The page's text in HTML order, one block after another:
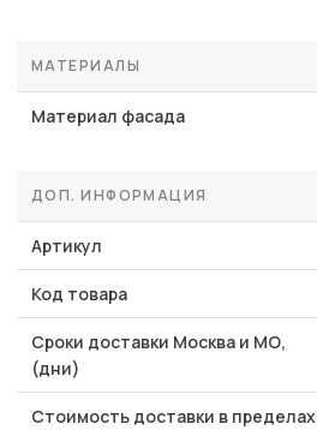
МАТЕРИАЛЫ
Материал фасада
ДОП. ИНФОРМАЦИЯ
Артикул
Код товара
Сроки доставки Москва и МО,
(дни)
Стоимость доставки в пределах